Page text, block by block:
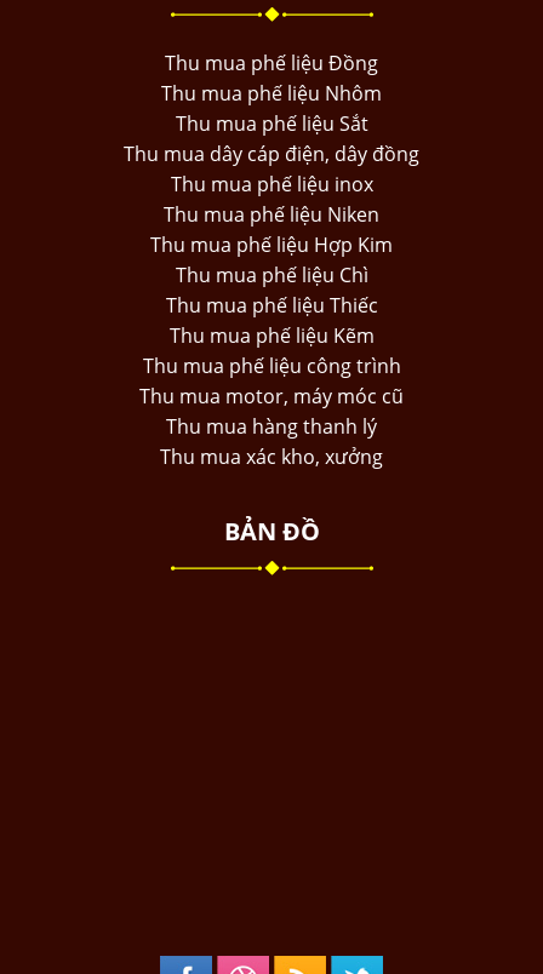
Thu mua phế liệu Đồng
Thu mua phế liệu Nhôm
Thu mua phế liệu Sắt
Thu mua dây cáp điện, dây đồng
Thu mua phế liệu inox
Thu mua phế liệu Niken
Thu mua phế liệu Hợp Kim
Thu mua phế liệu Chì
Thu mua phế liệu Thiếc
Thu mua phế liệu Kẽm
Thu mua phế liệu công trình
Thu mua motor, máy móc cũ
Thu mua hàng thanh lý
Thu mua xác kho, xưởng
BẢN ĐỒ